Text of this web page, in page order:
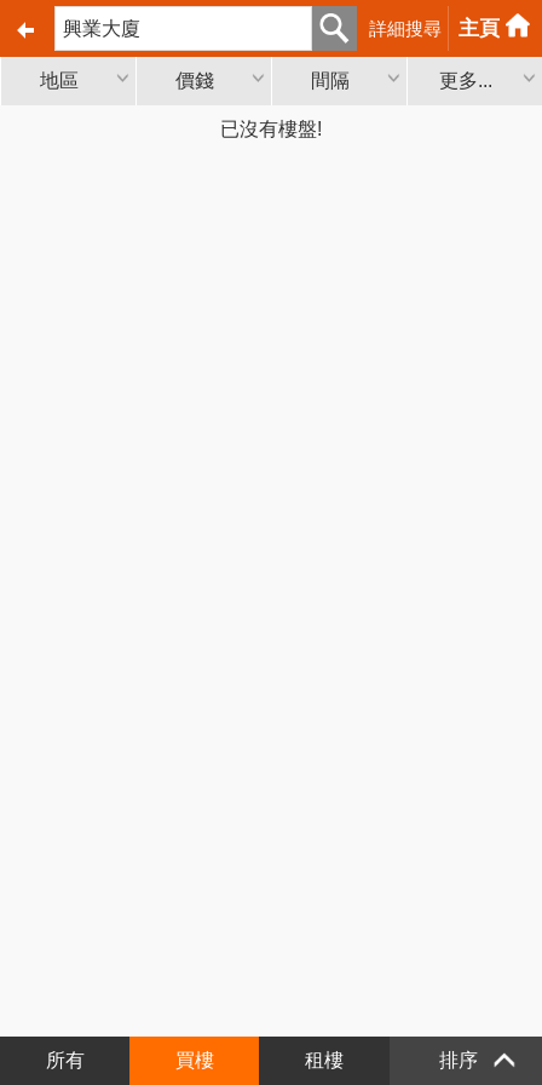
詳細搜尋 主頁
地區 價錢 間隔 更多...
已沒有樓盤!
所有 買樓 租樓 排序